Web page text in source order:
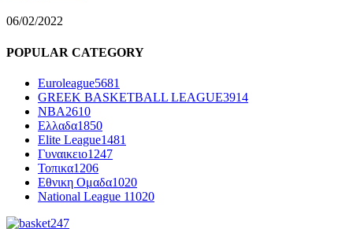
06/02/2022
POPULAR CATEGORY
Euroleague5681
GREEK BASKETBALL LEAGUE3914
NBA2610
Ελλαδα1850
Elite League1481
Γυναικειο1247
Τοπικα1206
Εθνικη Ομαδα1020
National League 11020